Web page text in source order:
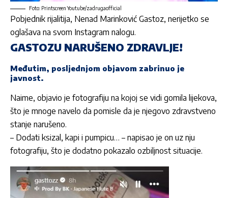
Foto: Printscreen Youtube/zadrugaofficial
Pobjednik rijalitija, Nenad Marinković Gastoz, nerijetko se
oglašava na svom Instagram nalogu.
GASTOZU NARUŠENO ZDRAVLJE!
Međutim, posljednjom objavom zabrinuo je
javnost.
Naime, objavio je fotografiju na kojoj se vidi gomila lijekova,
što je mnoge navelo da pomisle da je njegovo zdravstveno
stanje narušeno.
– Dodati ksizal, kapi i pumpicu… – napisao je on uz nju
fotografiju, što je dodatno pokazalo ozbiljnost situacije.